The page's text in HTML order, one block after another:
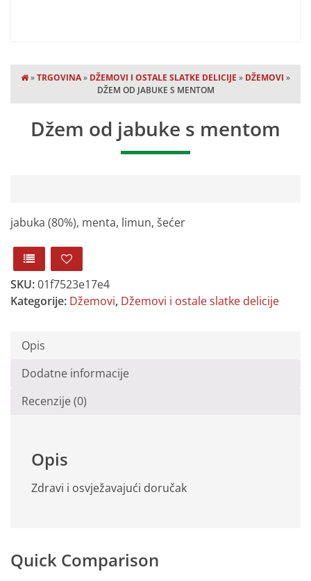
»TRGOVINA» DŽEMOVI I OSTALE SLATKE DELICIJE » DŽEMOVI »
DŽEM OD JABUKE S MENTOM
Džem od jabuke s mentom
jabuka (80%), menta, limun, šećer
SKU:01f7523e17e4
Kategorije: Džemovi, Džemovi i ostale slatke delicije
Opis
Dodatne informacije
Recenzije (0)
Opis
Zdravi i osvježavajući doručak
Quick Comparison